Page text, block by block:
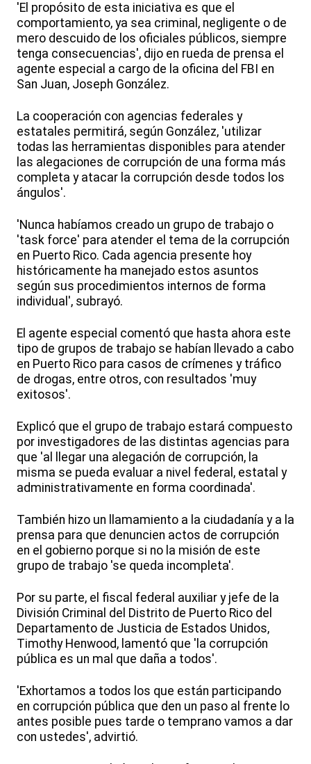
'El propósito de esta iniciativa es que el
comportamiento, ya sea criminal, negligente o de
mero descuido de los oficiales públicos, siempre
tenga consecuencias', dijo en rueda de prensa el
agente especial a cargo de la oficina del FBI en
San Juan, Joseph González.
La cooperación con agencias federales y
estatales permitirá, según González, 'utilizar
todas las herramientas disponibles para atender
las alegaciones de corrupción de una forma más
completa y atacar la corrupción desde todos los
ángulos'.
'Nunca habíamos creado un grupo de trabajo o
'task force' para atender el tema de la corrupción
en Puerto Rico. Cada agencia presente hoy
históricamente ha manejado estos asuntos
según sus procedimientos internos de forma
individual', subrayó.
El agente especial comentó que hasta ahora este
tipo de grupos de trabajo se habían llevado a cabo
en Puerto Rico para casos de crímenes y tráfico
de drogas, entre otros, con resultados 'muy
exitosos'.
Explicó que el grupo de trabajo estará compuesto
por investigadores de las distintas agencias para
que 'al llegar una alegación de corrupción, la
misma se pueda evaluar a nivel federal, estatal y
administrativamente en forma coordinada'.
También hizo un llamamiento a la ciudadanía y a la
prensa para que denuncien actos de corrupción
en el gobierno porque si no la misión de este
grupo de trabajo 'se queda incompleta'.
Por su parte, el fiscal federal auxiliar y jefe de la
División Criminal del Distrito de Puerto Rico del
Departamento de Justicia de Estados Unidos,
Timothy Henwood, lamentó que 'la corrupción
pública es un mal que daña a todos'.
'Exhortamos a todos los que están participando
en corrupción pública que den un paso al frente lo
antes posible pues tarde o temprano vamos a dar
con ustedes', advirtió.